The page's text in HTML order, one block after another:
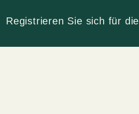
Registrieren Sie sich für die